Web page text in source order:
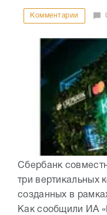
Комментарии
Сбербанк
три вертикальных
созданных в
Как сообщили ИА